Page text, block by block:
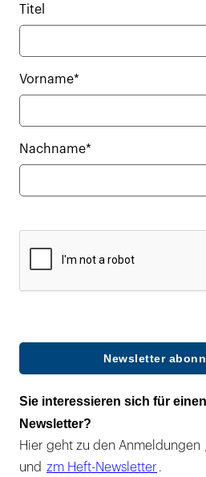
Titel
Vorname*
Nachname*
Newsletter
Sie interessieren sich für
Newsletter?
Hier geht zu den Anmeldungen
und zm Heft-Newsletter .